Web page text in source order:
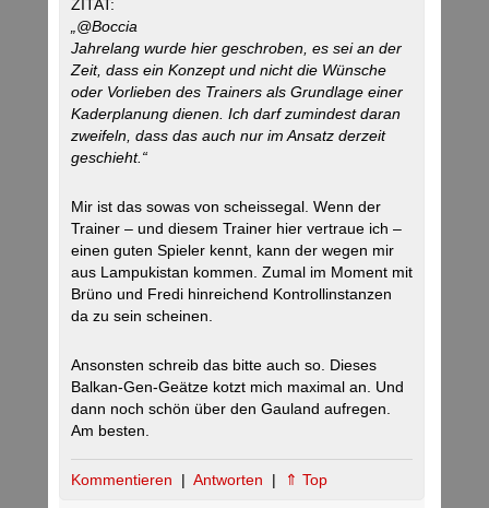
ZITAT:
„@Boccia
Jahrelang wurde hier geschroben, es sei an der
Zeit, dass ein Konzept und nicht die Wünsche
oder Vorlieben des Trainers als Grundlage einer
Kaderplanung dienen. Ich darf zumindest daran
zweifeln, dass das auch nur im Ansatz derzeit
geschieht.“
Mir ist das sowas von scheissegal. Wenn der
Trainer – und diesem Trainer hier vertraue ich –
einen guten Spieler kennt, kann der wegen mir
aus Lampukistan kommen. Zumal im Moment mit
Brüno und Fredi hinreichend Kontrollinstanzen
da zu sein scheinen.
Ansonsten schreib das bitte auch so. Dieses
Balkan-Gen-Geätze kotzt mich maximal an. Und
dann noch schön über den Gauland aufregen.
Am besten.
Kommentieren | Antworten | ⇑ Top